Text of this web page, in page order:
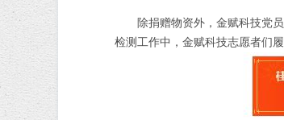
除捐赠物资外，金赋科技党员
检测工作中，金赋科技志愿者们